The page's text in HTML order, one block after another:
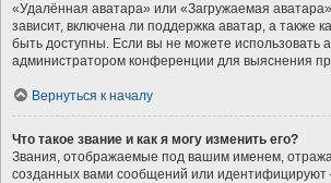
«Удалённая аватара» или «Загружаемая
зависит, включена ли поддержка аватар, а также
быть доступны. Если вы не можете использовать
администратором конференции для выяснения
Вернуться к началу
Что такое звание и как я могу изменить его?
Звания, отображаемые под вашим именем,
созданных вами сообщений или